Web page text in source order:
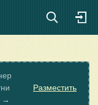
→
Разместить